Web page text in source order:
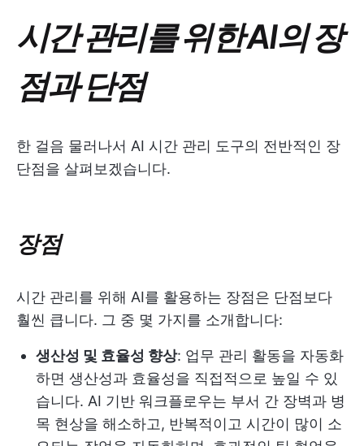
시간 관리를 위한 AI의 장
점과 단점
한 걸음 물러나서 AI 시간 관리 도구의 전반적인 장
단점을 살펴보겠습니다.
장점
시간 관리를 위해 AI를 활용하는 장점은 단점보다
훨씬 큽니다. 그 중 몇 가지를 소개합니다:
생산성 및 효율성 향상: 업무 관리 활동을 자동화
하면 생산성과 효율성을 직접적으로 높일 수 있
습니다. AI 기반 워크플로우는 부서 간 장벽과 병
목 현상을 해소하고, 반복적이고 시간이 많이 소